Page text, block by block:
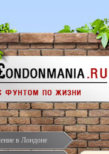
в Лондоне